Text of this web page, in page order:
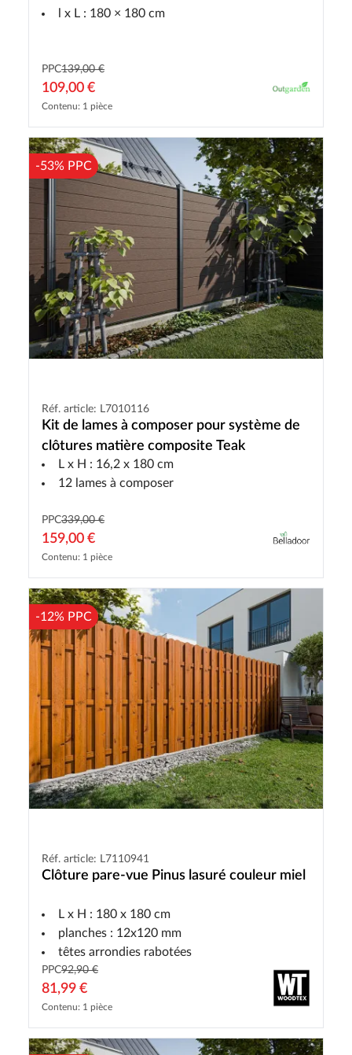
l x L : 180 × 180 cm
PPC139,00 €
109,00 €
Contenu: 1 pièce
-53% PPC
Réf. article: L7010116
Kit de lames à composer pour système de
clôtures matière composite Teak
L x H : 16,2 x 180 cm
12 lames à composer
PPC339,00 €
159,00 €
Contenu: 1 pièce
-12% PPC
Réf. article: L7110941
Clôture pare-vue Pinus lasuré couleur miel
L x H : 180 x 180 cm
planches : 12x120 mm
têtes arrondies rabotées
PPC92,90 €
81,99 €
Contenu: 1 pièce